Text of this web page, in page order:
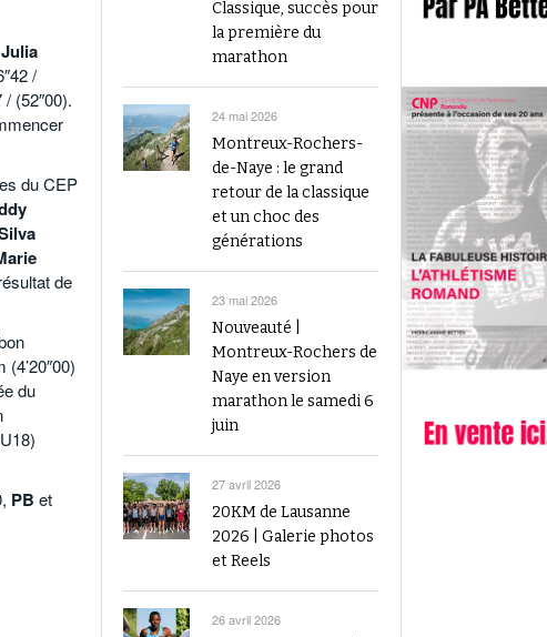
Finale du Visana Sprint ce dimanche à Berne
avec Mujinga Kambundji et plein de surprises
19 septembre 2024
Voir tout
Julia
/
(52″00).
du CEP
de
du
PB et
Classique, succès pour
la première du
marathon
24 mai 2026
Montreux-Rochers-
de-Naye : le grand
retour de la classique
et un choc des
générations
23 mai 2026
Nouveauté |
Montreux-Rochers de
Naye en version
marathon le samedi 6
juin
27 avril 2026
20KM de Lausanne
2026 | Galerie photos
et Reels
26 avril 2026